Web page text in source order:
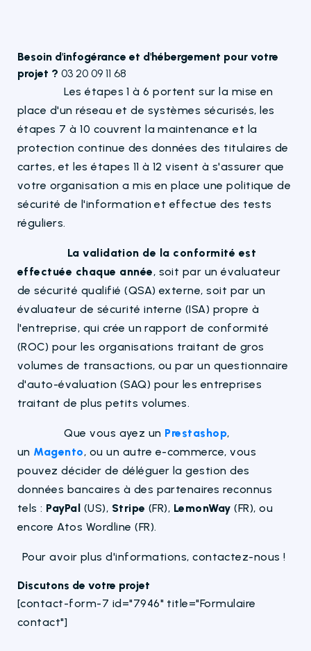
Besoin d'infogérance et d'hébergement pour votre
projet ? 03 20 09 11 68
Les étapes 1 à 6 portent sur la mise en
place d'un réseau et de systèmes sécurisés, les
étapes 7 à 10 couvrent la maintenance et la
protection continue des données des titulaires de
cartes, et les étapes 11 à 12 visent à s'assurer que
votre organisation a mis en place une politique de
sécurité de l'information et effectue des tests
réguliers.
La validation de la conformité est
effectuée chaque année, soit par un évaluateur
de sécurité qualifié (QSA) externe, soit par un
évaluateur de sécurité interne (ISA) propre à
l'entreprise, qui crée un rapport de conformité
(ROC) pour les organisations traitant de gros
volumes de transactions, ou par un questionnaire
d'auto-évaluation (SAQ) pour les entreprises
traitant de plus petits volumes.
Que vous ayez un Prestashop,
un Magento, ou un autre e-commerce, vous
pouvez décider de déléguer la gestion des
données bancaires à des partenaires reconnus
tels : PayPal (US), Stripe (FR), LemonWay (FR), ou
encore Atos Wordline (FR).
Pour avoir plus d'informations, contactez-nous !
Discutons de votre projet
[contact-form-7 id="7946" title="Formulaire
contact"]